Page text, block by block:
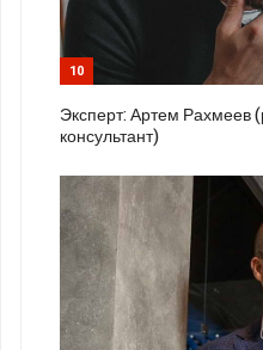
10
Эксперт: Артем Рахмеев
консультант)